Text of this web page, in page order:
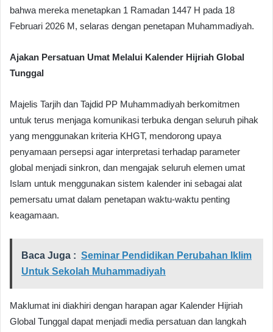
bahwa mereka menetapkan 1 Ramadan 1447 H pada 18
Februari 2026 M, selaras dengan penetapan Muhammadiyah.
Ajakan Persatuan Umat Melalui Kalender Hijriah Global
Tunggal
Majelis Tarjih dan Tajdid PP Muhammadiyah berkomitmen
untuk terus menjaga komunikasi terbuka dengan seluruh pihak
yang menggunakan kriteria KHGT, mendorong upaya
penyamaan persepsi agar interpretasi terhadap parameter
global menjadi sinkron, dan mengajak seluruh elemen umat
Islam untuk menggunakan sistem kalender ini sebagai alat
pemersatu umat dalam penetapan waktu-waktu penting
keagamaan.
Baca Juga : Seminar Pendidikan Perubahan Iklim
Untuk Sekolah Muhammadiyah
Maklumat ini diakhiri dengan harapan agar Kalender Hijriah
Global Tunggal dapat menjadi media persatuan dan langkah